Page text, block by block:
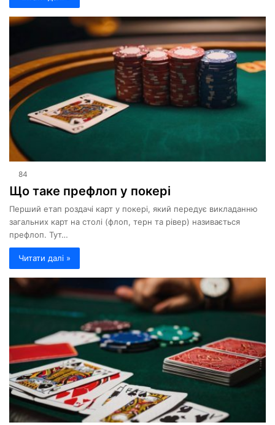
84
Що таке префлоп у покері
Перший етап роздачі карт у покері, який передує викладанню
загальних карт на столі (флоп, терн та рівер) називається
префлоп. Тут…
Читати далі »